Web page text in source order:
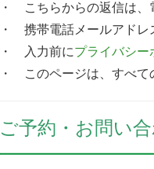
・ こちらからの返信は、
・ 携帯電話メールアドレ
・ 入力前にプライバシー
・ このページは、すべて
ご予約・お問い